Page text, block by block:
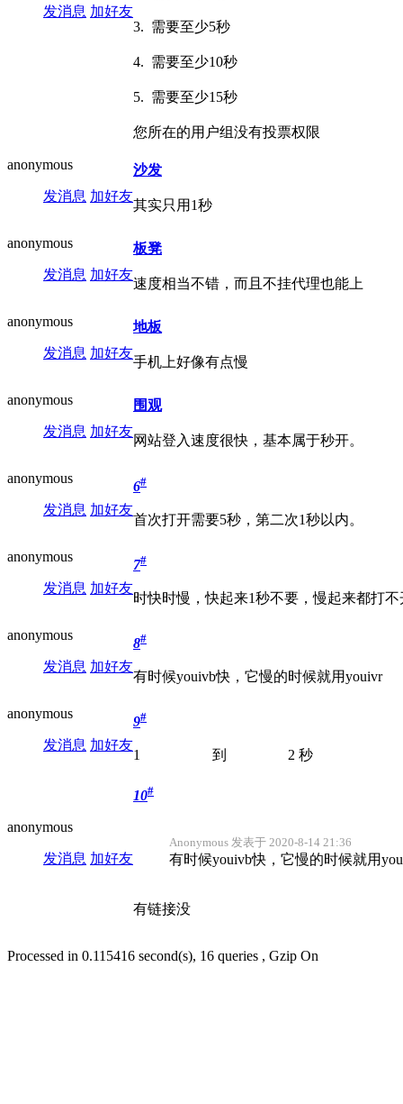
发消息 加好友
3. 需要至少5秒
4. 需要至少10秒
5. 需要至少15秒
您所在的用户组没有投票权限
anonymous
发消息 加好友
沙发
其实只用1秒
anonymous
发消息 加好友
板凳
速度相当不错，而且不挂代理也能上
anonymous
发消息 加好友
地板
手机上好像有点慢
anonymous
发消息 加好友
围观
网站登入速度很快，基本属于秒开。
anonymous
发消息 加好友
6#
首次打开需要5秒，第二次1秒以内。
anonymous
发消息 加好友
7#
时快时慢，快起来1秒不要，慢起来都打
anonymous
发消息 加好友
8#
有时候youivb快，它慢的时候就用youivr
anonymous
发消息 加好友
9#
1 到 2 秒
anonymous
发消息 加好友
10#
Anonymous 发表于 2020-8-14 21:36
有时候youivb快，它慢的时候就用
有链接没
Processed in 0.115416 second(s), 16 queries , Gzip On